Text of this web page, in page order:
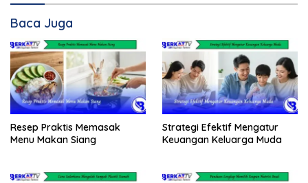
Baca Juga
Resep Praktis Memasak
Menu Makan Siang
Strategi Efektif Mengatur
Keuangan Keluarga Muda